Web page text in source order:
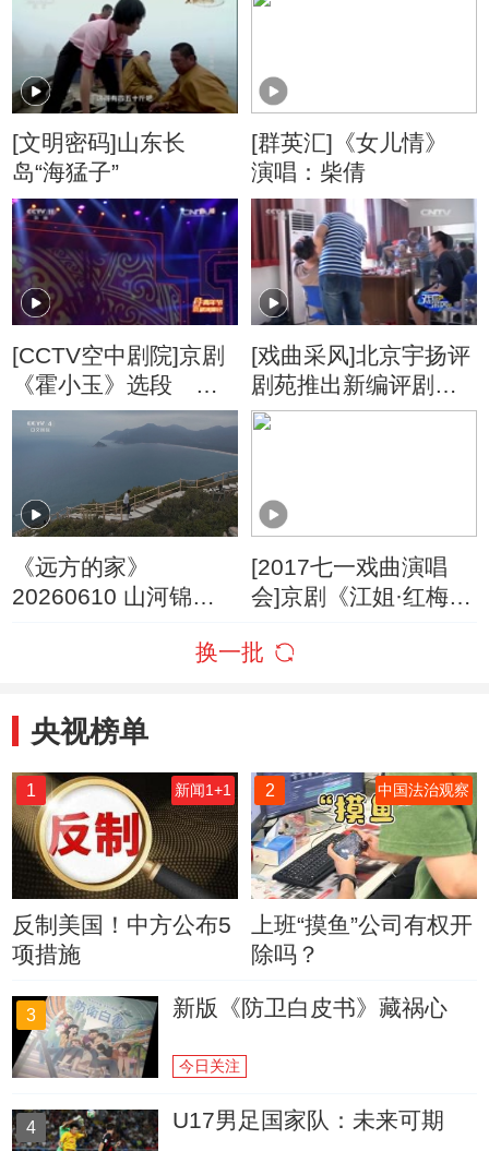
[文明密码]山东长
岛“海猛子”
[群英汇]《女儿情》
演唱：柴倩
[CCTV空中剧院]京剧
《霍小玉》选段 演
唱者：李静
[戏曲采风]北京宇扬评
剧苑推出新编评剧
《云水情》
《远方的家》
20260610 山河锦绣
[2017七一戏曲演唱
会]京剧《江姐·红梅
换一批
央视榜单
1 新闻1+1
反制美国！中方公布5
项措施
2 中国法治观察
上班“摸鱼”公司有权开
除吗？
3 新版《防卫白皮书》藏祸心
今日关注
4 U17男足国家队：未来可期